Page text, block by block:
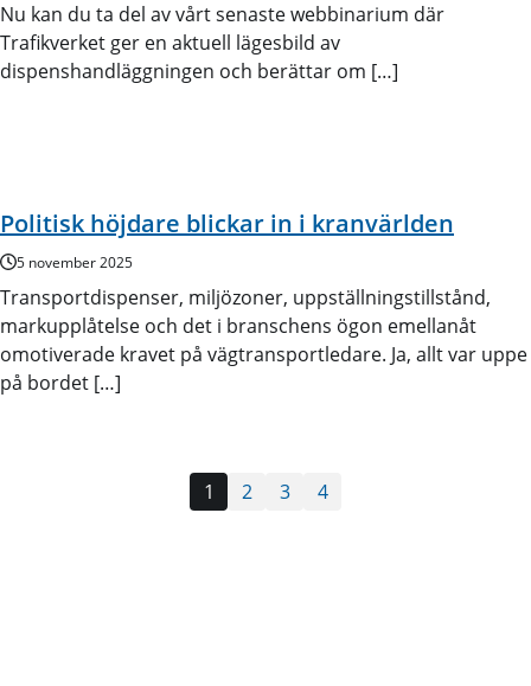
Nu kan du ta del av vårt senaste webbinarium där
Trafikverket ger en aktuell lägesbild av
dispenshandläggningen och berättar om […]
Politisk höjdare blickar in i kranvärlden
5 november 2025
Transportdispenser, miljözoner, uppställningstillstånd,
markupplåtelse och det i branschens ögon emellanåt
omotiverade kravet på vägtransportledare. Ja, allt var uppe
på bordet […]
1 2 3 4